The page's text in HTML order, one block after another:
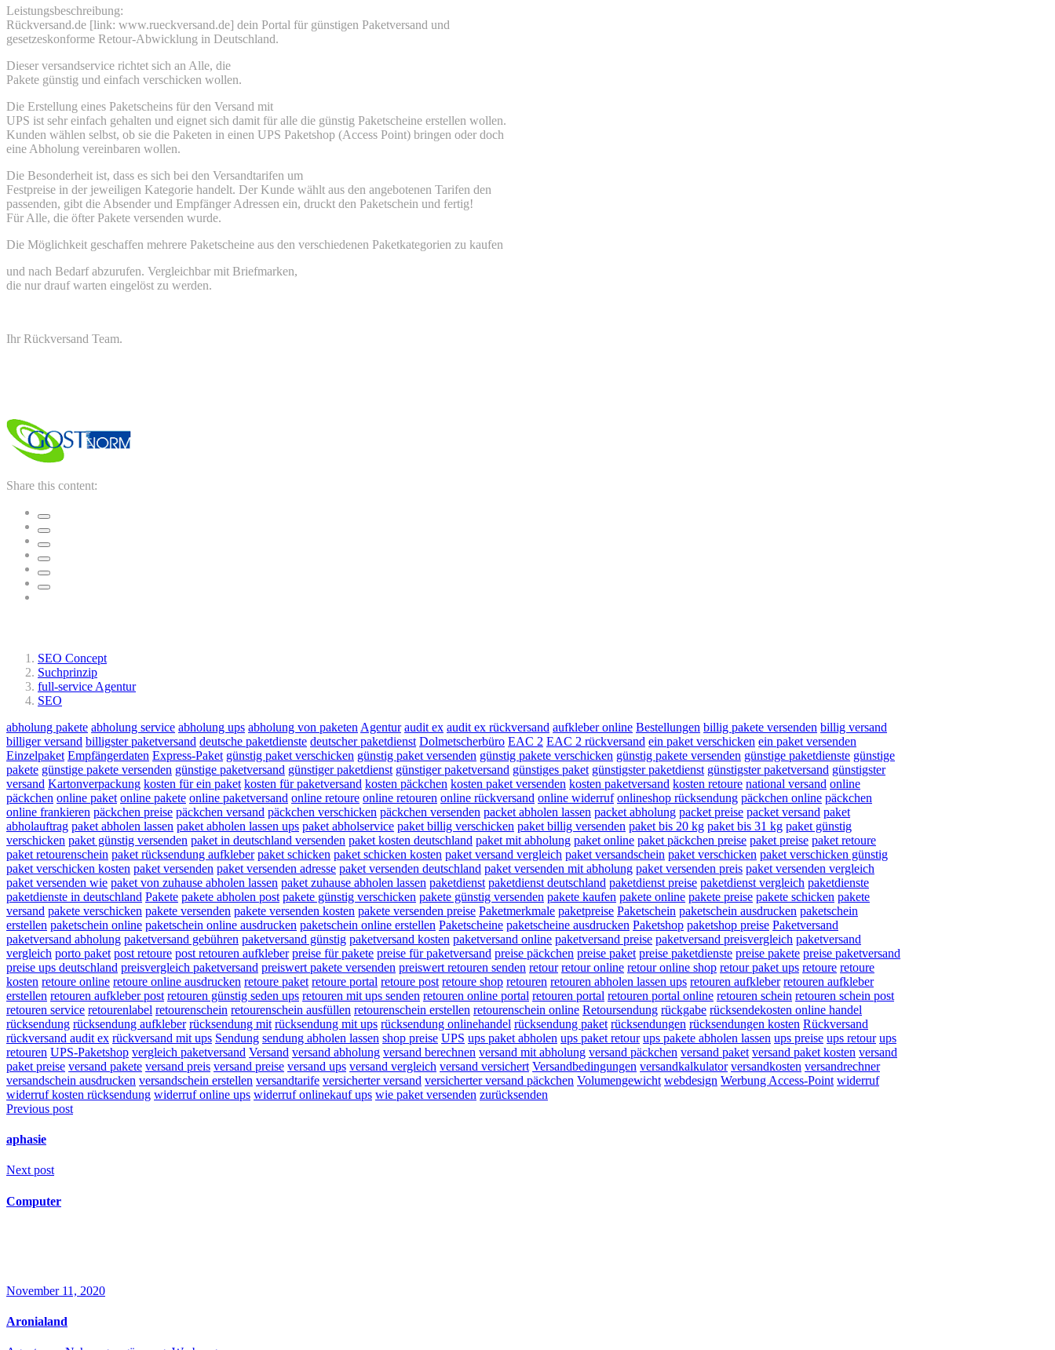
Leistungsbeschreibung:
Rückversand.de [link: www.rueckversand.de] dein Portal für günstigen Paketversand und
gesetzeskonforme Retour-Abwicklung in Deutschland.
Dieser versandservice richtet sich an Alle, die
Pakete günstig und einfach verschicken wollen.
Die Erstellung eines Paketscheins für den Versand mit
UPS ist sehr einfach gehalten und eignet sich damit für alle die günstig Paketscheine erstellen wollen.
Kunden wählen selbst, ob sie die Paketen in einen UPS Paketshop (Access Point) bringen oder doch
eine Abholung vereinbaren wollen.
Die Besonderheit ist, dass es sich bei den Versandtarifen um
Festpreise in der jeweiligen Kategorie handelt. Der Kunde wählt aus den angebotenen Tarifen den
passenden, gibt die Absender und Empfänger Adressen ein, druckt den Paketschein und fertig!
Für Alle, die öfter Pakete versenden wurde.
Die Möglichkeit geschaffen mehrere Paketscheine aus den verschiedenen Paketkategorien zu kaufen
und nach Bedarf abzurufen. Vergleichbar mit Briefmarken,
die nur drauf warten eingelöst zu werden.
Ihr Rückversand Team.
Share this content:
SEO Concept
Suchprinzip
full-service Agentur
SEO
abholung pakete abholung service abholung ups abholung von paketen Agentur audit ex audit ex rückversand aufkleber online Bestellungen billig pakete versenden billig versand
billiger versand billigster paketversand deutsche paketdienste deutscher paketdienst Dolmetscherbüro EAC 2 EAC 2 rückversand ein paket verschicken ein paket versenden
Einzelpaket Empfängerdaten Express-Paket günstig paket verschicken günstig paket versenden günstig pakete verschicken günstig pakete versenden günstige paketdienste günstige
pakete günstige pakete versenden günstige paketversand günstiger paketdienst günstiger paketversand günstiges paket günstigster paketdienst günstigster paketversand günstigster
versand Kartonverpackung kosten für ein paket kosten für paketversand kosten päckchen kosten paket versenden kosten paketversand kosten retoure national versand online
päckchen online paket online pakete online paketversand online retoure online retouren online rückversand online widerruf onlineshop rücksendung päckchen online päckchen
online frankieren päckchen preise päckchen versand päckchen verschicken päckchen versenden packet abholen lassen packet abholung packet preise packet versand paket
abholauftrag paket abholen lassen paket abholen lassen ups paket abholservice paket billig verschicken paket billig versenden paket bis 20 kg paket bis 31 kg paket günstig
verschicken paket günstig versenden paket in deutschland versenden paket kosten deutschland paket mit abholung paket online paket päckchen preise paket preise paket retoure
paket retourenschein paket rücksendung aufkleber paket schicken paket schicken kosten paket versand vergleich paket versandschein paket verschicken paket verschicken günstig
paket verschicken kosten paket versenden paket versenden adresse paket versenden deutschland paket versenden mit abholung paket versenden preis paket versenden vergleich
paket versenden wie paket von zuhause abholen lassen paket zuhause abholen lassen paketdienst paketdienst deutschland paketdienst preise paketdienst vergleich paketdienste
paketdienste in deutschland Pakete pakete abholen post pakete günstig verschicken pakete günstig versenden pakete kaufen pakete online pakete preise pakete schicken pakete
versand pakete verschicken pakete versenden pakete versenden kosten pakete versenden preise Paketmerkmale paketpreise Paketschein paketschein ausdrucken paketschein
erstellen paketschein online paketschein online ausdrucken paketschein online erstellen Paketscheine paketscheine ausdrucken Paketshop paketshop preise Paketversand
paketversand abholung paketversand gebühren paketversand günstig paketversand kosten paketversand online paketversand preise paketversand preisvergleich paketversand
vergleich porto paket post retoure post retouren aufkleber preise für pakete preise für paketversand preise päckchen preise paket preise paketdienste preise pakete preise paketversand
preise ups deutschland preisvergleich paketversand preiswert pakete versenden preiswert retouren senden retour retour online retour online shop retour paket ups retoure retoure
kosten retoure online retoure online ausdrucken retoure paket retoure portal retoure post retoure shop retouren retouren abholen lassen ups retouren aufkleber retouren aufkleber
erstellen retouren aufkleber post retouren günstig seden ups retouren mit ups senden retouren online portal retouren portal retouren portal online retouren schein retouren schein post
retouren service retourenlabel retourenschein retourenschein ausfüllen retourenschein erstellen retourenschein online Retoursendung rückgabe rücksendekosten online handel
rücksendung rücksendung aufkleber rücksendung mit rücksendung mit ups rücksendung onlinehandel rücksendung paket rücksendungen rücksendungen kosten Rückversand
rückversand audit ex rückversand mit ups Sendung sendung abholen lassen shop preise UPS ups paket abholen ups paket retour ups pakete abholen lassen ups preise ups retour ups
retouren UPS-Paketshop vergleich paketversand Versand versand abholung versand berechnen versand mit abholung versand päckchen versand paket versand paket kosten versand
paket preise versand pakete versand preis versand preise versand ups versand vergleich versand versichert Versandbedingungen versandkalkulator versandkosten versandrechner
versandschein ausdrucken versandschein erstellen versandtarife versicherter versand versicherter versand päckchen Volumengewicht webdesign Werbung Access-Point widerruf
widerruf kosten rücksendung widerruf online ups widerruf onlinekauf ups wie paket versenden zurücksenden
Previous post
aphasie
Next post
Computer
November 11, 2020
Aronialand